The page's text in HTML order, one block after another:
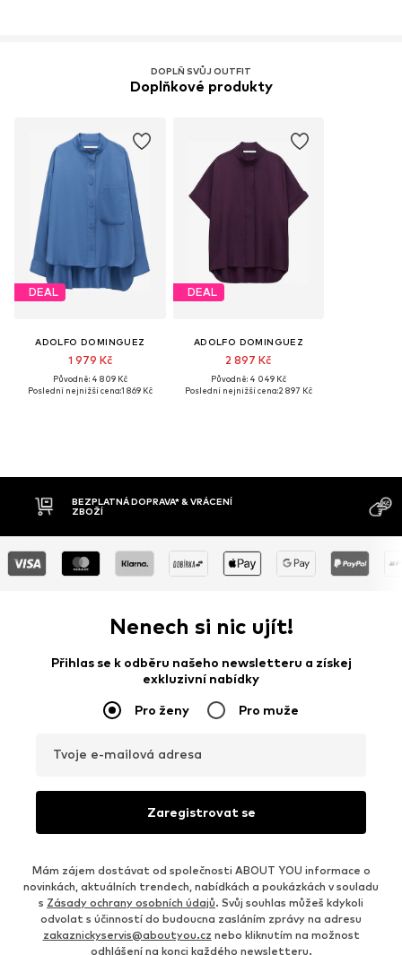
DOPLŇ SVŮJ OUTFIT
Doplňkové produkty
DEAL
ADOLFO DOMINGUEZ
1 979 Kč
Původně: 4 809 Kč
Poslední nejnižší cena:1 869 Kč
DEAL
ADOLFO DOMINGUEZ
2 897 Kč
Původně: 4 049 Kč
Poslední nejnižší cena:2 897 Kč
DOBÍRKA
MOŽNOST
Nenech si nic ujít!
Přihlas se k odběru našeho newsletteru a získej
exkluzivní nabídky
Pro ženy Pro muže
Tvoje e-mailová adresa
Zaregistrovat se
Mám zájem dostávat od společnosti ABOUT YOU informace o
novinkách, aktuálních trendech, nabídkách a poukázkách v souladu
s Zásady ochrany osobních údajů. Svůj souhlas můžeš kdykoli
odvolat s účinností do budoucna zasláním zprávy na adresu
zakaznickyservis@aboutyou.cz nebo kliknutím na možnost
odhlášení na konci každého newsletteru.